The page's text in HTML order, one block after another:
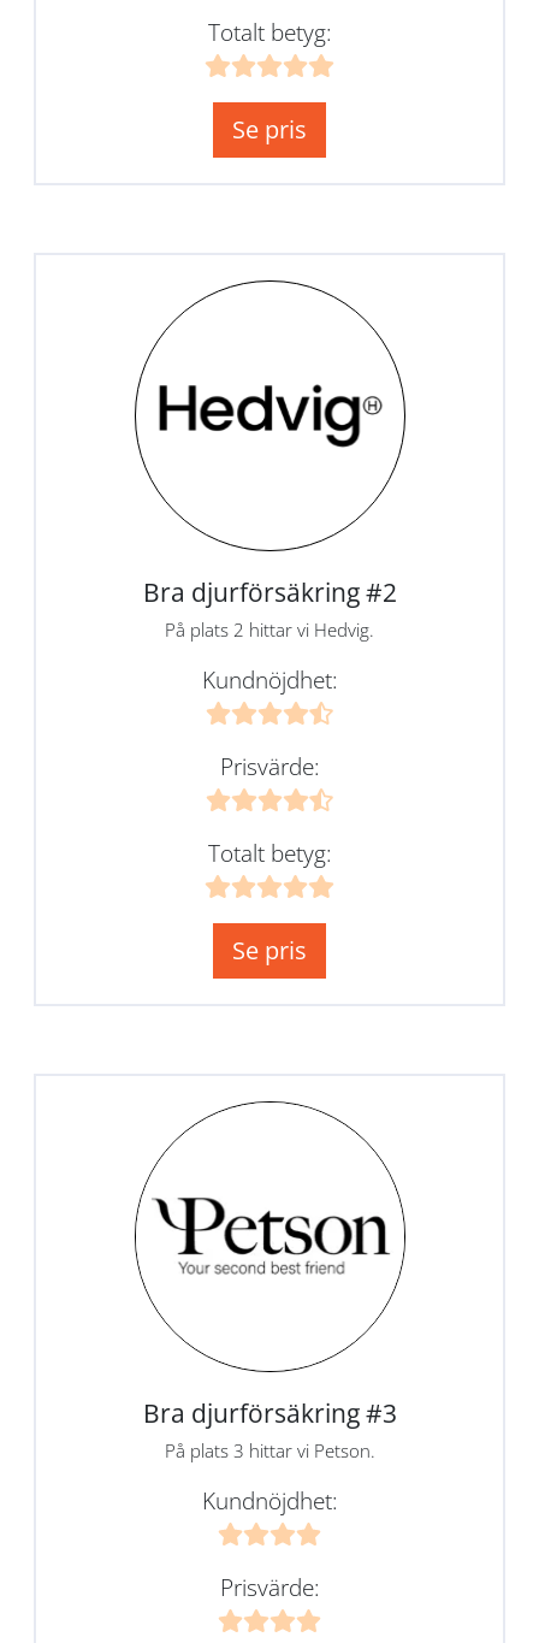
Totalt betyg:
Se pris
Bra djurförsäkring #2
På plats 2 hittar vi Hedvig.
Kundnöjdhet:
Prisvärde:
Totalt betyg:
Se pris
Bra djurförsäkring #3
På plats 3 hittar vi Petson.
Kundnöjdhet:
Prisvärde: